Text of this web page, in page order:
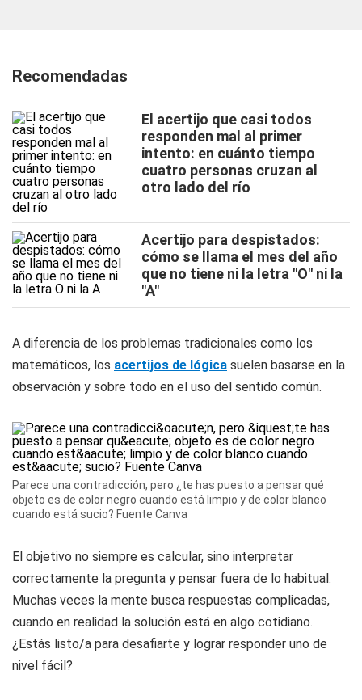
Recomendadas
El acertijo que casi todos
responden mal al primer
intento: en cuánto tiempo
cuatro personas cruzan al
otro lado del río
Acertijo para despistados:
cómo se llama el mes del año
que no tiene ni la letra "O" ni la
"A"
A diferencia de los problemas tradicionales como los
matemáticos, los acertijos de lógica suelen basarse en la
observación y sobre todo en el uso del sentido común.
Parece una contradicción, pero ¿te has puesto a pensar qué
objeto es de color negro cuando está limpio y de color blanco
cuando está sucio? Fuente Canva
El objetivo no siempre es calcular, sino interpretar
correctamente la pregunta y pensar fuera de lo habitual.
Muchas veces la mente busca respuestas complicadas,
cuando en realidad la solución está en algo cotidiano.
¿Estás listo/a para desafiarte y lograr responder uno de
nivel fácil?